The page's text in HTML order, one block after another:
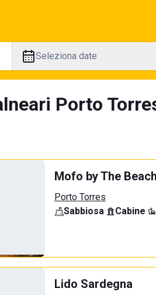
Seleziona date
Porto
Mofo by The Beach
Porto Torres
Sabbiosa· Cabine·
Lido Sardegna